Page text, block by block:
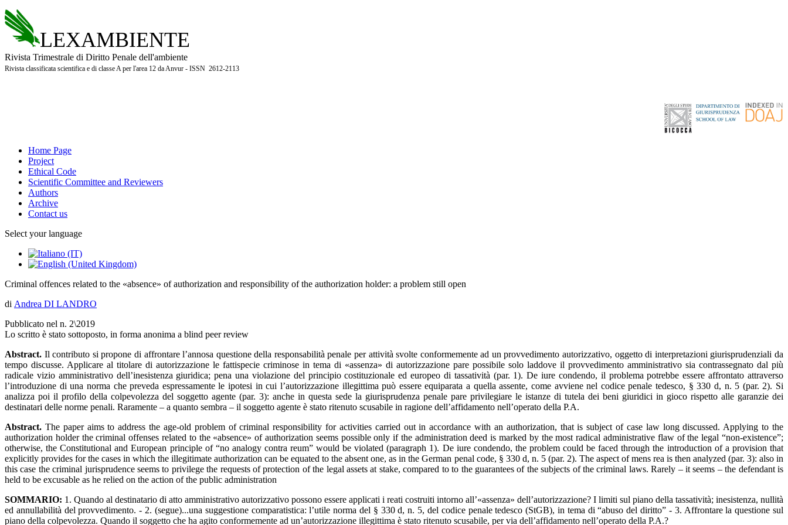
LEXAMBIENTE
Rivista Trimestrale di Diritto Penale dell'ambiente
Rivista classificata scientifica e di classe A per l'area 12 da Anvur - ISSN 2612-2113
Home Page
Project
Ethical Code
Scientific Committee and Reviewers
Authors
Archive
Contact us
Select your language
Criminal offences related to the «absence» of authorization and responsibility of the authorization holder: a problem still open
di Andrea DI LANDRO
Pubblicato nel n. 2\2019
Lo scritto è stato sottoposto, in forma anonima a blind peer review
Abstract. Il contributo si propone di affrontare l’annosa questione della responsabilità penale per attività svolte conformemente ad un provvedimento autorizzativo, oggetto di interpretazioni giurisprudenziali da
tempo discusse. Applicare al titolare di autorizzazione le fattispecie criminose in tema di «assenza» di autorizzazione pare possibile solo laddove il provvedimento amministrativo sia contrassegnato dal più
radicale vizio amministrativo dell’inesistenza giuridica; pena una violazione del principio costituzionale ed europeo di tassatività (par. 1). De iure condendo, il problema potrebbe essere affrontato attraverso
l’introduzione di una norma che preveda espressamente le ipotesi in cui l’autorizzazione illegittima può essere equiparata a quella assente, come avviene nel codice penale tedesco, § 330 d, n. 5 (par. 2). Si
analizza poi il profilo della colpevolezza del soggetto agente (par. 3): anche in questa sede la giurisprudenza penale pare privilegiare le istanze di tutela dei beni giuridici in gioco rispetto alle garanzie dei
destinatari delle norme penali. Raramente – a quanto sembra – il soggetto agente è stato ritenuto scusabile in ragione dell’affidamento nell’operato della P.A.
Abstract. The paper aims to address the age-old problem of criminal responsibility for activities carried out in accordance with an authorization, that is subject of case law long discussed. Applying to the
authorization holder the criminal offenses related to the «absence» of authorization seems possible only if the administration deed is marked by the most radical administrative flaw of the legal “non-existence”;
otherwise, the Constitutional and European principle of “no analogy contra reum” would be violated (paragraph 1). De iure condendo, the problem could be faced through the introduction of a provision that
explicitly provides for the cases in which the illegitimate authorization can be equated to the absent one, as in the German penal code, § 330 d, n. 5 (par. 2). The aspect of mens rea is then analyzed (par. 3): also in
this case the criminal jurisprudence seems to privilege the requests of protection of the legal assets at stake, compared to to the guarantees of the subjects of the criminal laws. Rarely – it seems – the defendant is
held to be excusable as he relied on the action of the public administration
SOMMARIO: 1. Quando al destinatario di atto amministrativo autorizzativo possono essere applicati i reati costruiti intorno all’«assenza» dell’autorizzazione? I limiti sul piano della tassatività; inesistenza, nullità
ed annullabilità del provvedimento. - 2. (segue)...una suggestione comparatistica: l’utile norma del § 330 d, n. 5, del codice penale tedesco (StGB), in tema di “abuso del diritto” - 3. Affrontare la questione sul
piano della colpevolezza. Quando il soggetto che ha agito conformemente ad un’autorizzazione illegittima è stato ritenuto scusabile, per via dell’affidamento nell’operato della P.A.?